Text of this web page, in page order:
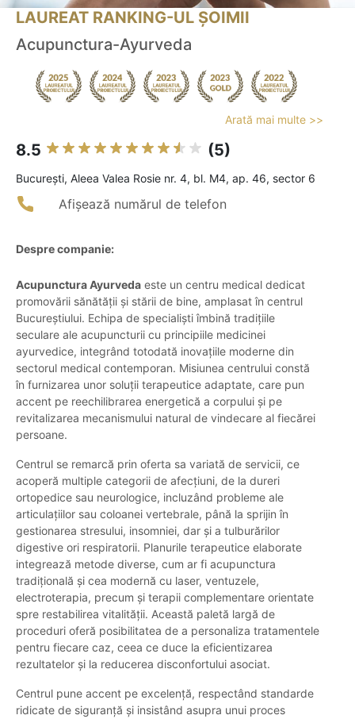
LAUREAT RANKING-UL ȘOIMII
Acupunctura-Ayurveda
Arată mai multe >>
8.5 (5)
Bucureşti, Aleea Valea Rosie nr. 4, bl. M4, ap. 46, sector 6
Afișează numărul de telefon
Despre companie:
Acupunctura Ayurveda este un centru medical dedicat
promovării sănătății și stării de bine, amplasat în centrul
Bucureștiului. Echipa de specialiști îmbină tradițiile
seculare ale acupuncturii cu principiile medicinei
ayurvedice, integrând totodată inovațiile moderne din
sectorul medical contemporan. Misiunea centrului constă
în furnizarea unor soluții terapeutice adaptate, care pun
accent pe reechilibrarea energetică a corpului și pe
revitalizarea mecanismului natural de vindecare al fiecărei
persoane.
Centrul se remarcă prin oferta sa variată de servicii, ce
acoperă multiple categorii de afecțiuni, de la dureri
ortopedice sau neurologice, incluzând probleme ale
articulațiilor sau coloanei vertebrale, până la sprijin în
gestionarea stresului, insomniei, dar și a tulburărilor
digestive ori respiratorii. Planurile terapeutice elaborate
integrează metode diverse, cum ar fi acupunctura
tradițională și cea modernă cu laser, ventuzele,
electroterapia, precum și terapii complementare orientate
spre restabilirea vitalității. Această paletă largă de
proceduri oferă posibilitatea de a personaliza tratamentele
pentru fiecare caz, ceea ce duce la eficientizarea
rezultatelor și la reducerea disconfortului asociat.
Centrul pune accent pe excelență, respectând standarde
ridicate de siguranță și insistând asupra unui proces